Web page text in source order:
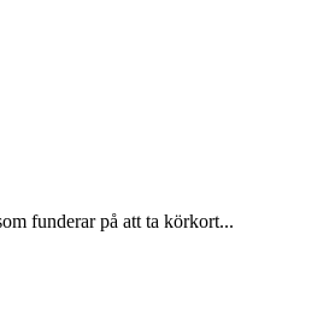
funderar på att ta körkort...